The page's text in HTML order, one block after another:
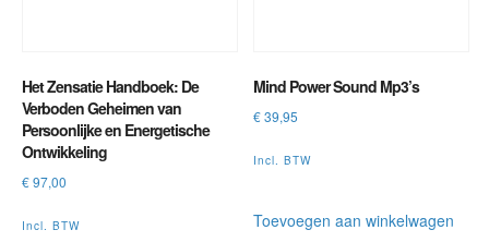
Het Zensatie Handboek: De
Verboden Geheimen van
Persoonlijke en Energetische
Ontwikkeling
€97,00
Incl. BTW
Mind Power Sound Mp3’s
€39,95
Incl. BTW
Toevoegen aan winkelwagen